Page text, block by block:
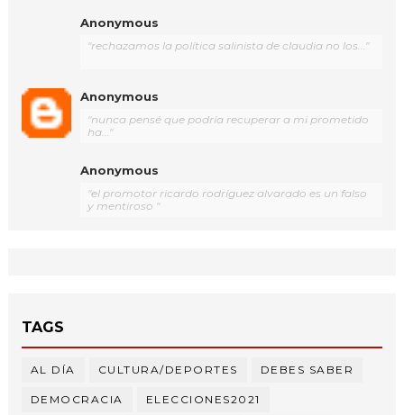
Anonymous
"rechazamos la política salinista de claudia no los..."
Anonymous
"nunca pensé que podría recuperar a mi prometido
ha..."
Anonymous
"el promotor ricardo rodríguez alvarado es un falso
y mentiroso "
TAGS
AL DÍA CULTURA/DEPORTES DEBES SABER
DEMOCRACIA ELECCIONES2021